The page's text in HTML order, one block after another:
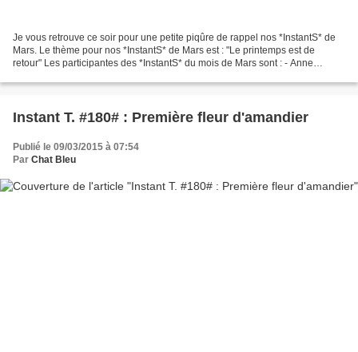
Je vous retrouve ce soir pour une petite piqûre de rappel nos *InstantS* de
Mars. Le thème pour nos *InstantS* de Mars est : "Le printemps est de
retour" Les participantes des *InstantS* du mois de Mars sont : - Anne
Instant T. #180# : Première fleur d'amandier
Publié le 09/03/2015 à 07:54
Par Chat Bleu